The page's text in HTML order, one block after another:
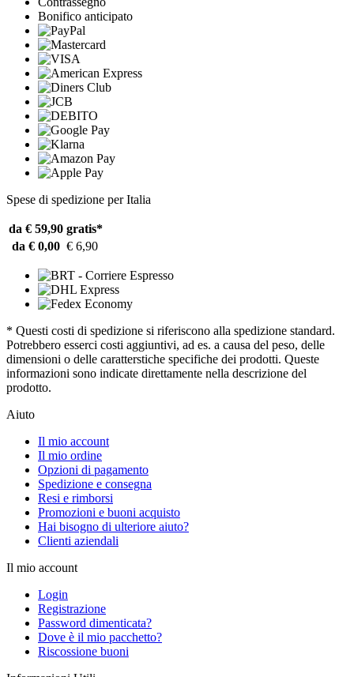
Bonifico anticipato
Spese di spedizione per Italia
da € 59,90 gratis*
da € 0,00 € 6,90
* Questi costi di spedizione si riferiscono alla spedizione standard.
Potrebbero esserci costi aggiuntivi, ad es. a causa del peso, delle
dimensioni o delle caratterstiche specifiche dei prodotti. Queste
informazioni sono indicate direttamente nella descrizione del
prodotto.
Aiuto
Il mio account
Il mio ordine
Opzioni di pagamento
Spedizione e consegna
Resi e rimborsi
Promozioni e buoni acquisto
Hai bisogno di ulteriore aiuto?
Clienti aziendali
Il mio account
Login
Registrazione
Password dimenticata?
Dove è il mio pacchetto?
Riscossione buoni